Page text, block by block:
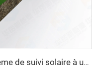
Nouvelle tendance système de suivi solaire à un axe structure de montage photovoltaïque lourde en acier avec service de découpe à prix avantageux